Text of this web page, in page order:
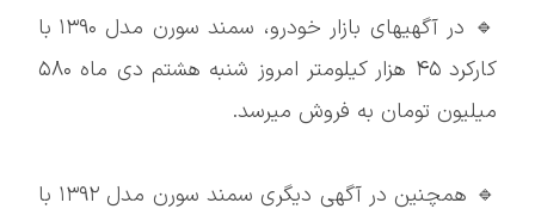
🔹 در آگهیهای بازار خودرو، سمند سورن مدل ۱۳۹۰ با
کارکرد ۴۵ هزار کیلومتر امروز شنبه هشتم دی ماه ۵۸۰
میلیون تومان به فروش میرسد.
🔹 همچنین در آگهی دیگری سمند سورن مدل ۱۳۹۲ با